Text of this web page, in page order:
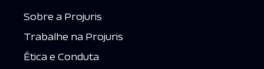
Sobre a Projuris
Trabalhe na Projuris
Ética e Conduta